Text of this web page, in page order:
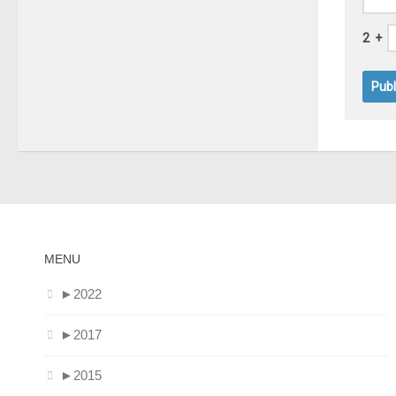
2 +
MENU
► 2022
► 2017
► 2015